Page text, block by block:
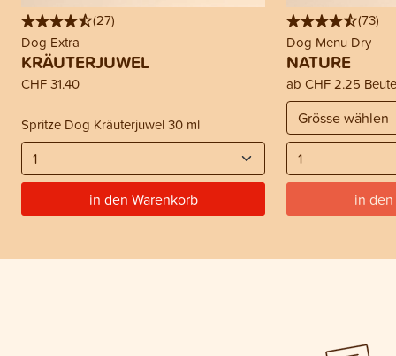
(27)
Dog Extra
KRÄUTERJUWEL
CHF 31.40
Spritze Dog Kräuterjuwel 30 ml
in den Warenkorb
(73)
Dog Menu Dry
NATURE
ab CHF 2.25
in